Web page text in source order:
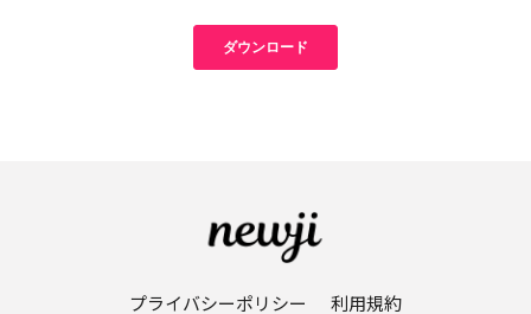
プライバシーポリシー 利用規約